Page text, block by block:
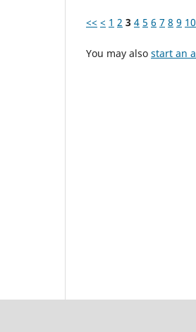
<< < 1 2 3 4 5 6 7 8 9 10
You may also start an